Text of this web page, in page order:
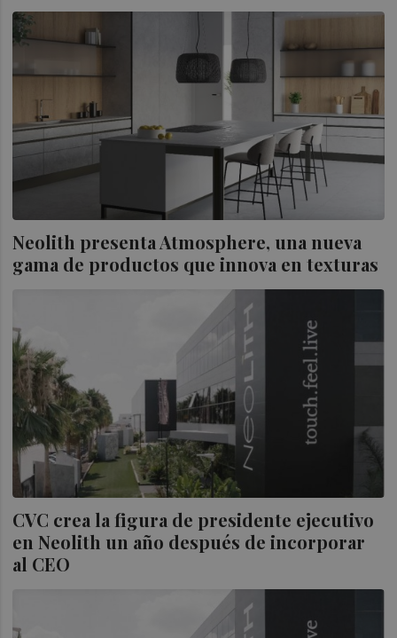
Neolith presenta Atmosphere, una nueva
gama de productos que innova en texturas
CVC crea la figura de presidente ejecutivo
en Neolith un año después de incorporar
al CEO